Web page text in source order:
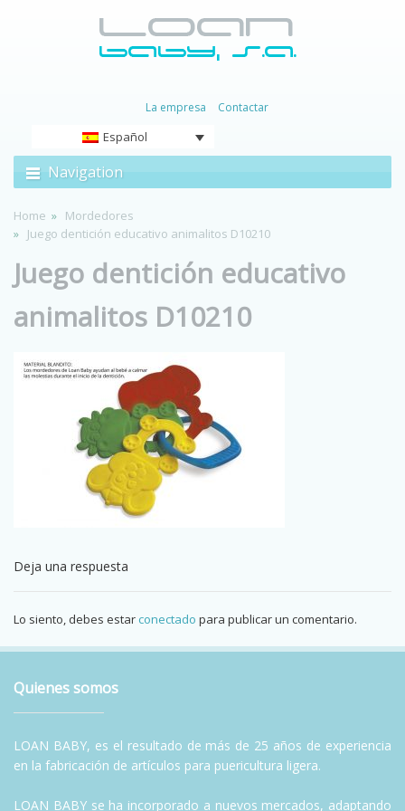
La empresa Contactar
Español
Navigation
Home
Mordedores
Juego dentición educativo animalitos D10210
Juego dentición educativo
animalitos D10210
Deja una respuesta
Lo siento, debes estar conectado para publicar un comentario.
Quienes somos
LOAN BABY, es el resultado de más de 25 años de experiencia
en la fabricación de artículos para puericultura ligera.
LOAN BABY se ha incorporado a nuevos mercados, adaptando